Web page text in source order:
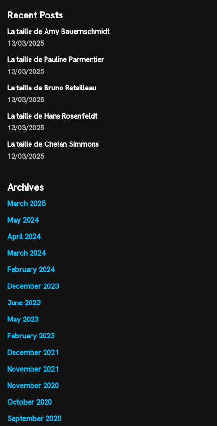
Recent Posts
La taille de Amy Bauernschmidt
13/03/2025
La taille de Pauline Parmentier
13/03/2025
La taille de Bruno Retailleau
13/03/2025
La taille de Hans Rosenfeldt
13/03/2025
La taille de Chelan Simmons
12/03/2025
Archives
March 2025
May 2024
April 2024
March 2024
February 2024
December 2023
June 2023
May 2023
February 2023
December 2021
November 2021
November 2020
October 2020
September 2020